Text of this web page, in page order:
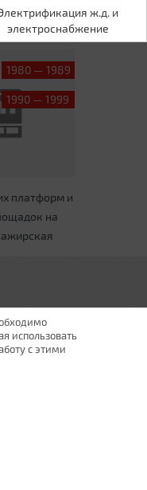
ж.д. и
электроснабжение
ж.д. и
электроснабжение
1980 — 1989
1990 — 1999
платформ и
на
использовать
с этими